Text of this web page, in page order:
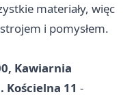
materiały, więc
i pomysłem.
Kawiarnia
11 -